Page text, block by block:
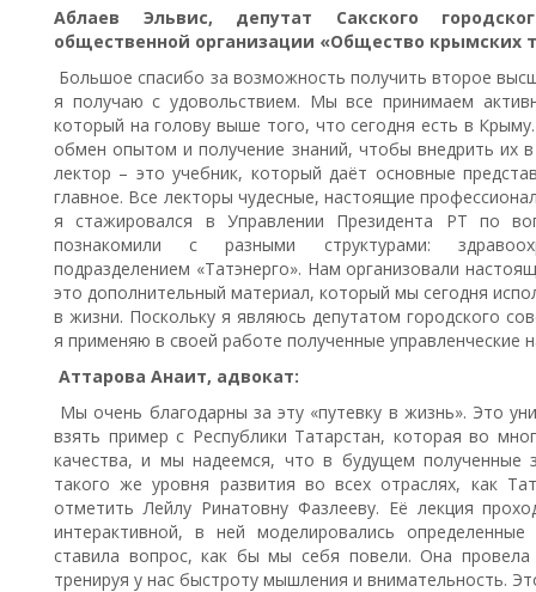
Аблаев Эльвис, депутат Сакского
общественной организации «Общество крымских
Большое спасибо за возможность получить второе
я получаю с удовольствием. Мы все принимаем
который на голову выше того, что сегодня есть в
обмен опытом и получение знаний, чтобы внедрить их
лектор – это учебник, который даёт основные
главное. Все лекторы чудесные, настоящие
я стажировался в Управлении Президента РТ по
познакомили с разными структурами:
подразделением «Татэнерго». Нам организовали
это дополнительный материал, который мы сегодня
в жизни. Поскольку я являюсь депутатом городского
я применяю в своей работе полученные управленческие
Аттарова Анаит, адвокат:
Мы очень благодарны за эту «путевку в жизнь». Это
взять пример с Республики Татарстан, которая во
качества, и мы надеемся, что в будущем полученные
такого же уровня развития во всех отраслях, как
отметить Лейлу Ринатовну Фазлееву. Её лекция
интерактивной, в ней моделировались
ставила вопрос, как бы мы себя повели. Она
тренируя у нас быстроту мышления и внимательность.